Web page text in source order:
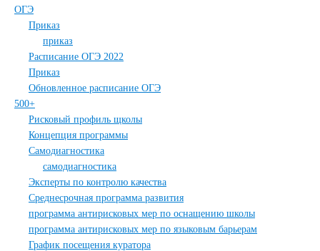
ОГЭ
Приказ
приказ
Расписание ОГЭ 2022
Приказ
Обновленное расписание ОГЭ
500+
Рисковый профиль щколы
Концепция программы
Самодиагностика
самодиагностика
Эксперты по контролю качества
Среднесрочная программа развития
программа антирисковых мер по оснащению школы
программа антирисковых мер по языковым барьерам
График посещения куратора